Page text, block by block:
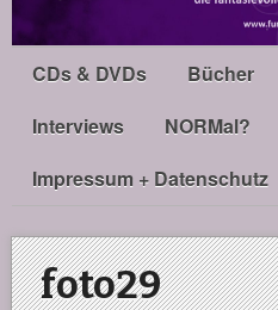
CDs & DVDs Bücher
Interviews
NORMal?
Impressum + Datenschutz
foto29